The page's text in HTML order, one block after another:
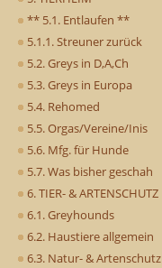
** 5.1. Entlaufen **
5.1.1. Streuner zurück
5.2. Greys in D,A,Ch
5.3. Greys in Europa
5.4. Rehomed
5.5. Orgas/Vereine/Inis
5.6. Mfg. für Hunde
5.7. Was bisher geschah
6. TIER- & ARTENSCHUTZ
6.1. Greyhounds
6.2. Haustiere allgemein
6.3. Natur- & Artenschutz